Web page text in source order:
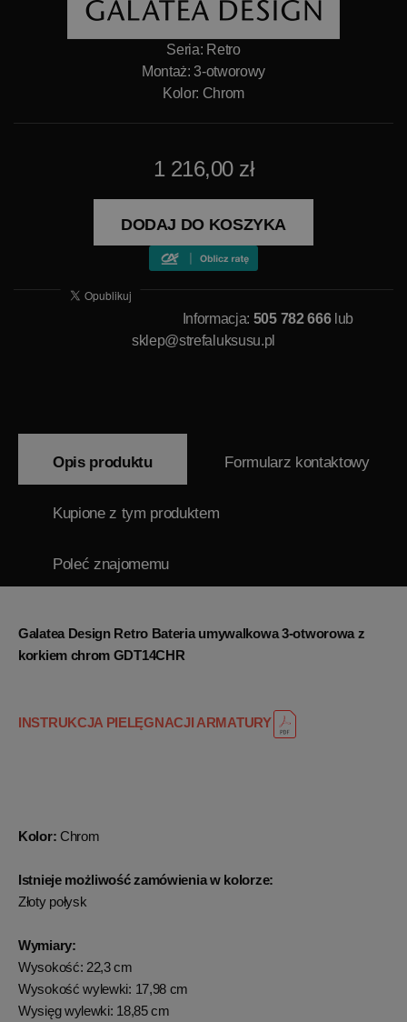
Seria: Retro
Montaż: 3-otworowy
Kolor: Chrom
1 216,00 zł
DODAJ DO KOSZYKA
Informacja: 505 782 666lub
sklep@strefaluksusu.pl
Opis produktu Formularz kontaktowy
Kupione z tym produktem
Poleć znajomemu
Galatea Design Retro Bateria umywalkowa 3-otworowa z
korkiem chrom GDT14CHR
INSTRUKCJA PIELĘGNACJI ARMATURY
Kolor: Chrom
Istnieje możliwość zamówienia w kolorze:
Złoty połysk
Wymiary:
Wysokość: 22,3 cm
Wysokość wylewki: 17,98 cm
Wysięg wylewki: 18,85 cm